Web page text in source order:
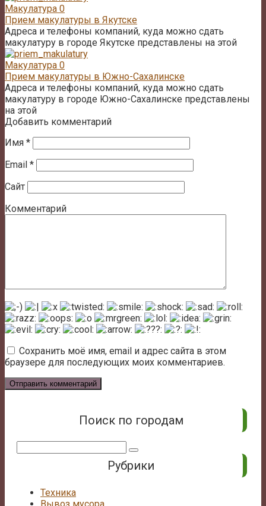
Макулатура 0
Прием макулатуры в Якутске
Адреса и телефоны компаний, куда можно сдать
макулатуру в городе Якутске представлены на этой
Макулатура 0
Прием макулатуры в Южно-Сахалинске
Адреса и телефоны компаний, куда можно сдать
макулатуру в городе Южно-Сахалинске представлены
на этой
Добавить комментарий
Имя *
Email *
Сайт
Комментарий
Сохранить моё имя, email и адрес сайта в этом
браузере для последующих моих комментариев.
Поиск по городам
Рубрики
Техника